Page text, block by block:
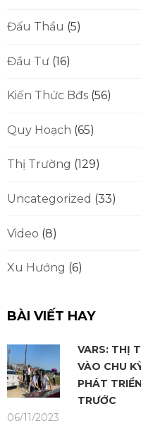
Đấu Thầu (5)
Đầu Tư (16)
Kiến Thức Bđs (56)
Quy Hoạch (65)
Thị Trường (129)
Uncategorized (33)
Video (8)
Xu Hướng (6)
BÀI VIẾT HAY
VARS: THỊ
VÀO CHU
PHÁT
TRƯỚC
06/11/2023